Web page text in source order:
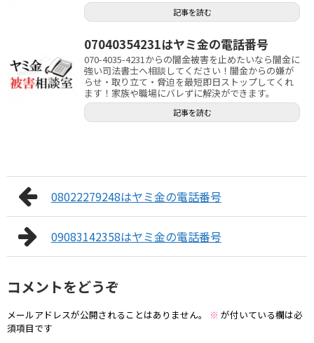
記事を読む
07040354231はヤミ金の電話番号
070-4035-4231からの闇金被害を止めたいなら闇金に
強い司法書士へ相談してください！闇金からの嫌が
らせ・取り立て・脅迫を最短即日ストップしてくれ
ます！家族や職場にバレずに解決ができます。
記事を読む
08022279248はヤミ金の電話番号
09083142358はヤミ金の電話番号
コメントをどうぞ
メールアドレスが公開されることはありません。 ※ が付いている欄は必
須項目です